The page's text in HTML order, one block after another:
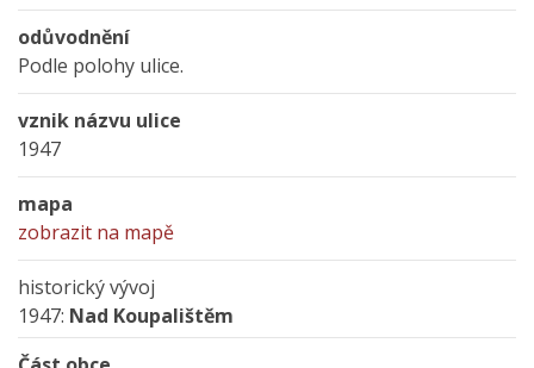
odůvodnění
Podle polohy ulice.
vznik názvu ulice
1947
mapa
zobrazit na mapě
historický vývoj
1947: Nad Koupalištěm